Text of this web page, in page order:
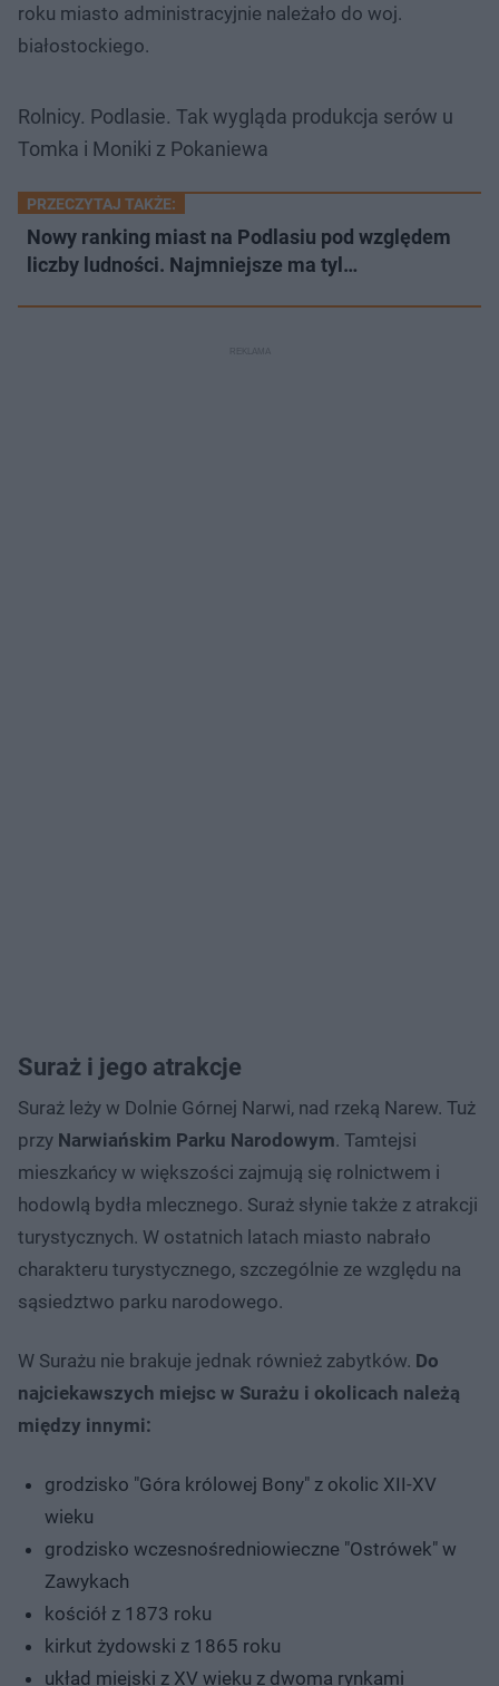
roku miasto administracyjnie należało do woj.
białostockiego.
Rolnicy. Podlasie. Tak wygląda produkcja serów u
Tomka i Moniki z Pokaniewa
PRZECZYTAJ TAKŻE:
Nowy ranking miast na Podlasiu pod względem
liczby ludności. Najmniejsze ma tyl…
Suraż i jego atrakcje
Suraż leży w Dolnie Górnej Narwi, nad rzeką Narew. Tuż
przy Narwiańskim Parku Narodowym. Tamtejsi
mieszkańcy w większości zajmują się rolnictwem i
hodowlą bydła mlecznego. Suraż słynie także z atrakcji
turystycznych. W ostatnich latach miasto nabrało
charakteru turystycznego, szczególnie ze względu na
sąsiedztwo parku narodowego.
W Surażu nie brakuje jednak również zabytków. Do
najciekawszych miejsc w Surażu i okolicach należą
między innymi:
grodzisko "Góra królowej Bony" z okolic XII-XV
wieku
grodzisko wczesnośredniowieczne "Ostrówek" w
Zawykach
kościół z 1873 roku
kirkut żydowski z 1865 roku
układ miejski z XV wieku z dwoma rynkami